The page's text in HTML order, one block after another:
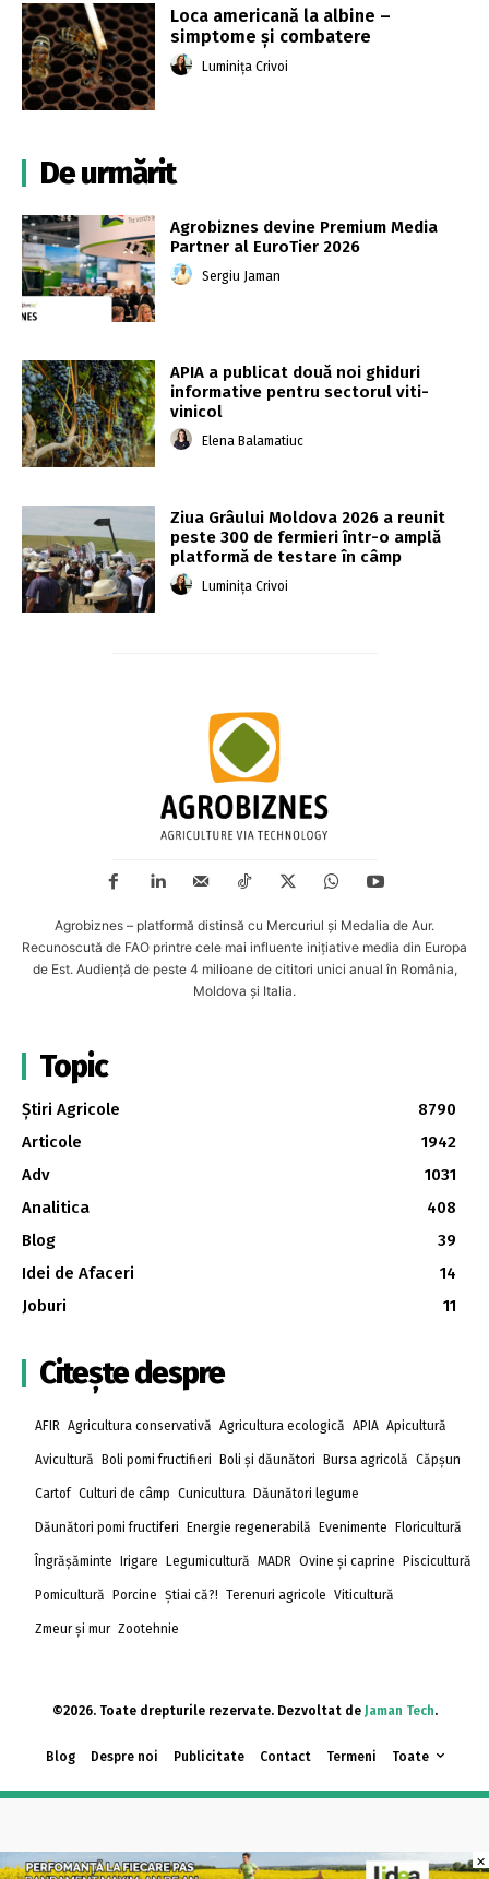
Loca americană la albine –
simptome și combatere
Luminița Crivoi
De urmărit
Agrobiznes devine Premium Media
Partner al EuroTier 2026
Sergiu Jaman
APIA a publicat două noi ghiduri
informative pentru sectorul viti-
vinicol
Elena Balamatiuc
Ziua Grâului Moldova 2026 a reunit
peste 300 de fermieri într-o amplă
platformă de testare în câmp
Luminița Crivoi
Agrobiznes – platformă distinsă cu Mercuriul și Medalia de Aur.
Recunoscută de FAO printre cele mai influente inițiative media din Europa
de Est. Audiență de peste 4 milioane de cititori unici anual în România,
Moldova și Italia.
Topic
Știri Agricole
8790
Articole
1942
Adv
1031
Analitica
408
Blog
39
Idei de Afaceri
14
Joburi
11
Citește despre
AFIR Agricultura conservativă Agricultura ecologică APIA Apicultură
Avicultură Boli pomi fructifieri Boli și dăunători Bursa agricolă Căpșun
Cartof Culturi de câmp Cunicultura Dăunători legume
Dăunători pomi fructiferi Energie regenerabilă Evenimente Floricultură
Îngrășăminte Irigare Legumicultură MADR Ovine și caprine Piscicultură
Pomicultură Porcine Știai că?! Terenuri agricole Viticultură
Zmeur și mur Zootehnie
©2026. Toate drepturile rezervate. Dezvoltat de Jaman Tech.
Blog Despre noi Publicitate Contact Termeni Toate
×
×